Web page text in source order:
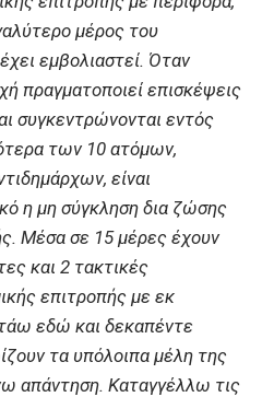
μέρος του
εμβολιαστεί. Όταν
πραγματοποιεί επισκέψεις
συγκεντρώνονται εντός
των 10 ατόμων,
είναι
η μη σύγκληση δια ζώσης
Μέσα σε 15 μέρες έχουν
και 2 τακτικές
επιτροπής με εκ
εδώ και δεκαπέντε
τα υπόλοιπα μέλη της
απάντηση. Καταγγέλλω τις